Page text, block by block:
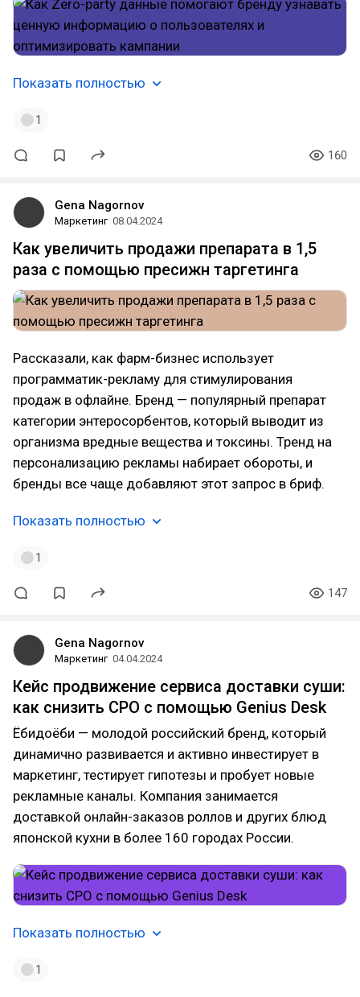
Показать полностью
1
160
Gena Nagornov
Маркетинг 08.04.2024
Как увеличить продажи препарата в 1,5
раза с помощью пресижн таргетинга
Рассказали, как фарм-бизнес использует
программатик-рекламу для стимулирования
продаж в офлайне. Бренд — популярный препарат
категории энтеросорбентов, который выводит из
организма вредные вещества и токсины. Тренд на
персонализацию рекламы набирает обороты, и
бренды все чаще добавляют этот запрос в бриф.
Показать полностью
1
147
Gena Nagornov
Маркетинг 04.04.2024
Кейс продвижение сервиса доставки суши:
как снизить CPO с помощью Genius Desk
Ёбидоёби — молодой российский бренд, который
динамично развивается и активно инвестирует в
маркетинг, тестирует гипотезы и пробует новые
рекламные каналы. Компания занимается
доставкой онлайн-заказов роллов и других блюд
японской кухни в более 160 городах России.
Показать полностью
1